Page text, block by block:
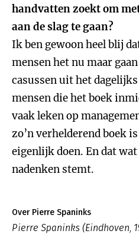
handvatten zoekt om
aan de slag te gaan?
Ik ben gewoon heel blij
mensen het nu maar
casussen uit het
mensen die het boek
vaak leken op
zo’n verhelderend boek
eigenlijk doen. En dat
nadenken stemt.
Over Pierre Spaninks
Pierre Spaninks (Eindhoven,